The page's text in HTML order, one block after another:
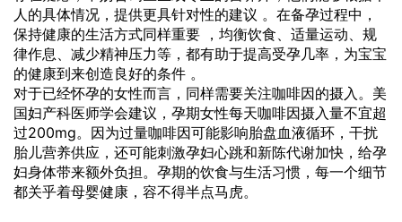
人的具体情况，提供更具针对性的建议 。在备孕过程中，
保持健康的生活方式同样重要 ，均衡饮食、适量运动、规
律作息、减少精神压力等，都有助于提高受孕几率，为宝宝
的健康到来创造良好的条件 。
对于已经怀孕的女性而言，同样需要关注咖啡因的摄入。美
国妇产科医师学会建议，孕期女性每天咖啡因摄入量不宜超
过200mg。因为过量咖啡因可能影响胎盘血液循环，干扰
胎儿营养供应，还可能刺激孕妇心跳和新陈代谢加快，给孕
妇身体带来额外负担。孕期的饮食与生活习惯，每一个细节
都关乎着母婴健康，容不得半点马虎。